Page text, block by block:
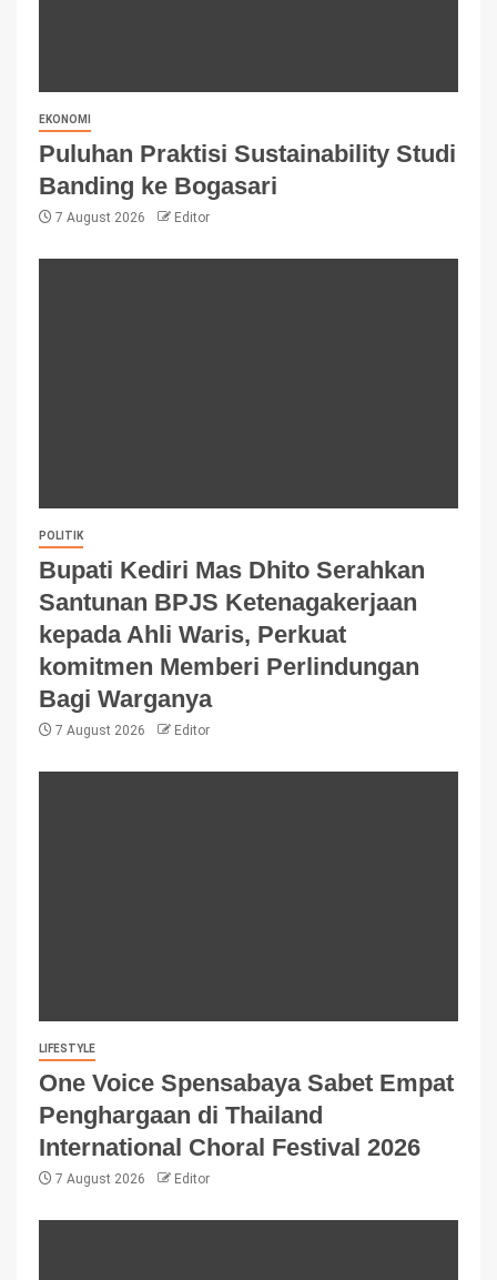
EKONOMI
Puluhan Praktisi Sustainability Studi
Banding ke Bogasari
7 August 2026 Editor
POLITIK
Bupati Kediri Mas Dhito Serahkan
Santunan BPJS Ketenagakerjaan
kepada Ahli Waris, Perkuat
komitmen Memberi Perlindungan
Bagi Warganya
7 August 2026 Editor
LIFESTYLE
One Voice Spensabaya Sabet Empat
Penghargaan di Thailand
International Choral Festival 2026
7 August 2026 Editor